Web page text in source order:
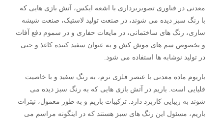
معدنی در فناوری تصویربرداری با اشعه ایکس، آتش بازی هایی که
با رنگ سبز دیده می شوند، در صنعت تولید لاستیک، صنعت شیشه
سازی، رنگ های ساختمانی، در مایعات حفاری و در سموم دفع آفات
و بخصوص سم های موش کش و به عنوان سفید کننده کاغذ و حتی
در تولید نوشابه ها استفاده می شود.
باریوم ماده معدنی با عنصر فلزی نرم، به رنگ سفید و با خاصیت
قلیایی است. باریم در آتش بازی هایی که به رنگ سبز دیده می
شوند به زیبایی کاربرد دارد. ترکیبات باریم و به طور معمول، نیترات
باریم، مسئول این رنگ های سبز هستند که در اینگونه مراسم می